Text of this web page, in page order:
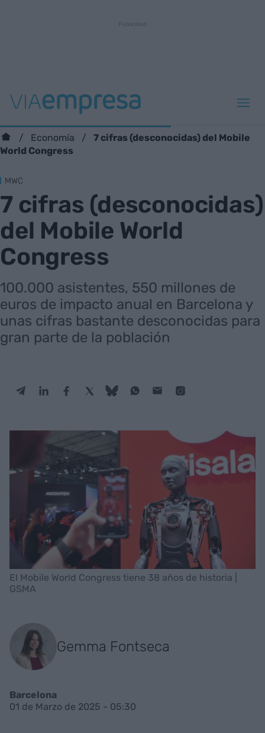
Economía
7 cifras (desconocidas) del Mobile
World Congress
MWC
7 cifras (desconocidas)
del Mobile World
Congress
100.000 asistentes, 550 millones de
euros de impacto anual en Barcelona y
unas cifras bastante desconocidas para
gran parte de la población
El Mobile World Congress tiene 38 años de historia |
GSMA
Gemma Fontseca
Barcelona
01 de Marzo de 2025 - 05:30